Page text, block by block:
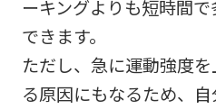
ーキングよりも短時間
できます。
ただし、急に運動強度
る原因にもなるため、